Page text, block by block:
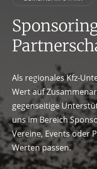
Als regionales Kfz-
Wert auf
gegenseitige
uns im Bereich
Vereine, Events oder
Werten passen.